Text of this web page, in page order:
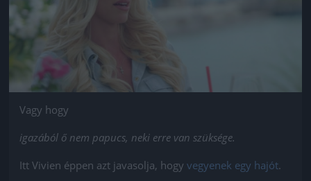
Vagy hogy
igazából ő nem papucs, neki erre van szüksége.
Itt Vivien éppen azt javasolja, hogy vegyenek egy hajót.